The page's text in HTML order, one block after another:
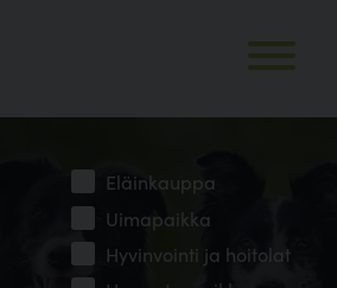
Eläinkauppa
Uimapaikka
Hyvinvointi ja hoitolat